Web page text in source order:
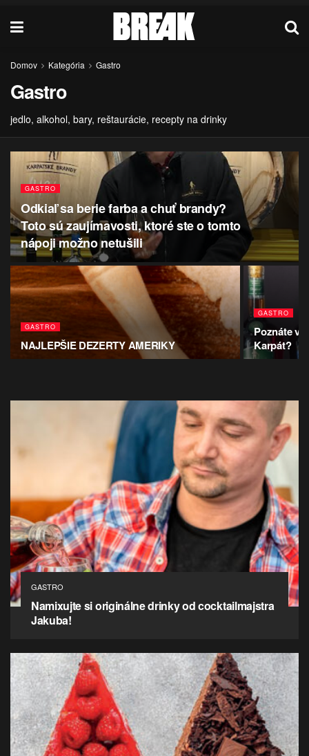
Domov Kategória Gastro
Gastro
jedlo, alkohol, bary, reštaurácie, recepty na drinky
GASTRO
Odkiaľ sa berie farba a chuť brandy?
Toto sú zaujímavosti, ktoré ste o tomto
nápoji možno netušili
GASTRO
NAJLEPŠIE DEZERTY AMERIKY
GASTRO
Poznáte
Karpát?
GASTRO
Namixujte si originálne drinky od cocktailmajstra
Jakuba!